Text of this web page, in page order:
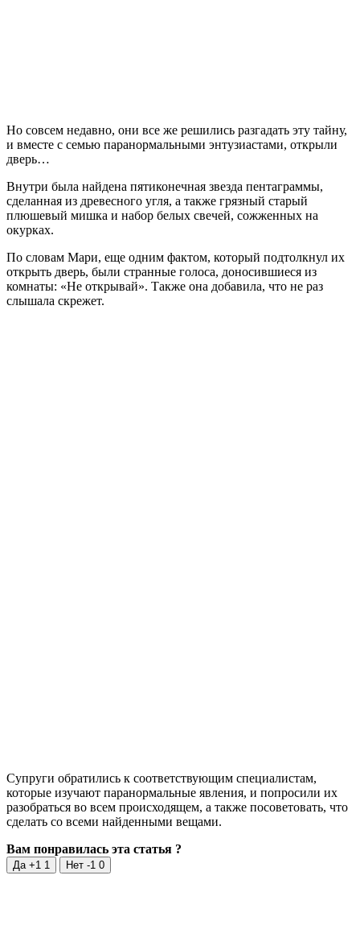
Но совсем недавно, они все же решились разгадать эту тайну,
и вместе с семью паранормальными энтузиастами, открыли
дверь…
Внутри была найдена пятиконечная звезда пентаграммы,
сделанная из древесного угля, а также грязный старый
плюшевый мишка и набор белых свечей, сожженных на
окурках.
По словам Мари, еще одним фактом, который подтолкнул их
открыть дверь, были странные голоса, доносившиеся из
комнаты: «Не открывай». Также она добавила, что не раз
слышала скрежет.
Супруги обратились к соответствующим специалистам,
которые изучают паранормальные явления, и попросили их
разобраться во всем происходящем, а также посоветовать, что
сделать со всеми найденными вещами.
Вам понравилась эта статья ?
Да +1 1 Нет -1 0